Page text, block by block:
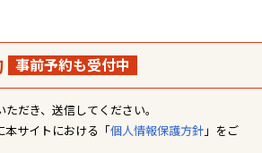
事前予約も受付中
だき、送信してください。
本サイトにおける「個人情報保護方針 」をご